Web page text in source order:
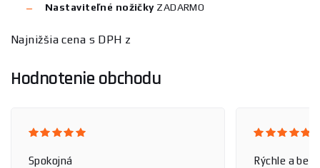
Nastaviteľné nožičkyZADARMO
Najnižšia cena s DPH z
Hodnotenie obchodu
Spokojná Rýchle a